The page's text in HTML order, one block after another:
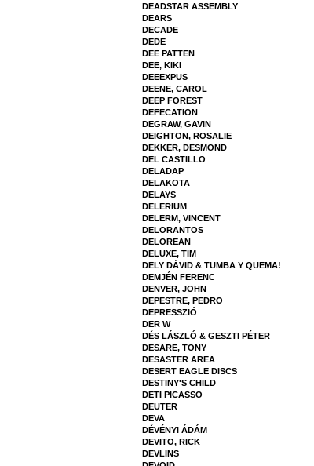
DEADSTAR ASSEMBLY
DEARS
DECADE
DEDE
DEE PATTEN
DEE, KIKI
DEEEXPUS
DEENE, CAROL
DEEP FOREST
DEFECATION
DEGRAW, GAVIN
DEIGHTON, ROSALIE
DEKKER, DESMOND
DEL CASTILLO
DELADAP
DELAKOTA
DELAYS
DELERIUM
DELERM, VINCENT
DELORANTOS
DELOREAN
DELUXE, TIM
DELY DÁVID & TUMBA Y QUEMA!
DEMJÉN FERENC
DENVER, JOHN
DEPESTRE, PEDRO
DEPRESSZIÓ
DER W
DÉS LÁSZLÓ & GESZTI PÉTER
DESARE, TONY
DESASTER AREA
DESERT EAGLE DISCS
DESTINY'S CHILD
DETI PICASSO
DEUTER
DEVA
DÉVÉNYI ÁDÁM
DEVITO, RICK
DEVLINS